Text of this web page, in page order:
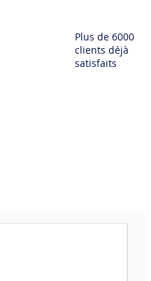
Plus de 6000
clients déjà
satisfaits